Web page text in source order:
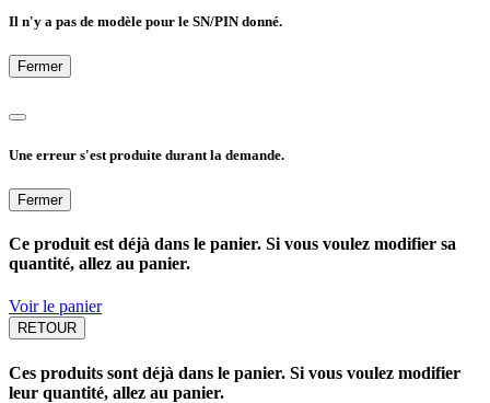
Il n'y a pas de modèle pour le SN/PIN donné.
Fermer
Une erreur s'est produite durant la demande.
Fermer
Ce produit est déjà dans le panier. Si vous voulez modifier sa
quantité, allez au panier.
Voir le panier
RETOUR
Ces produits sont déjà dans le panier. Si vous voulez modifier
leur quantité, allez au panier.